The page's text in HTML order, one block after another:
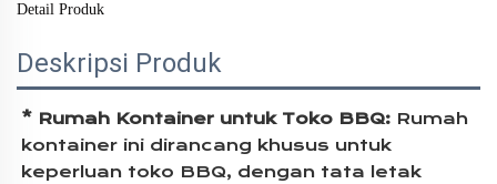
Detail Produk
Deskripsi Produk
* Rumah Kontainer untuk Toko BBQ: Rumah
kontainer ini dirancang khusus untuk
keperluan toko BBQ, dengan tata letak